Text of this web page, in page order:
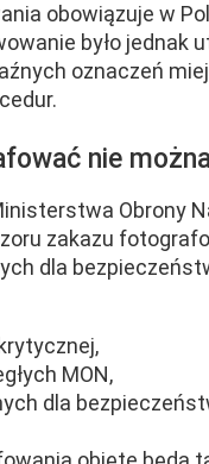
obowiązuje w
było jednak
oznaczeń
nie
Obrony
zakazu
dla
MON,
dla